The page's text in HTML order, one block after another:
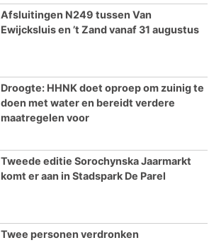
Afsluitingen N249 tussen Van
Ewijcksluis en ’t Zand vanaf 31 augustus
Droogte: HHNK doet oproep om zuinig te
doen met water en bereidt verdere
maatregelen voor
Tweede editie Sorochynska Jaarmarkt
komt er aan in Stadspark De Parel
Twee personen verdronken